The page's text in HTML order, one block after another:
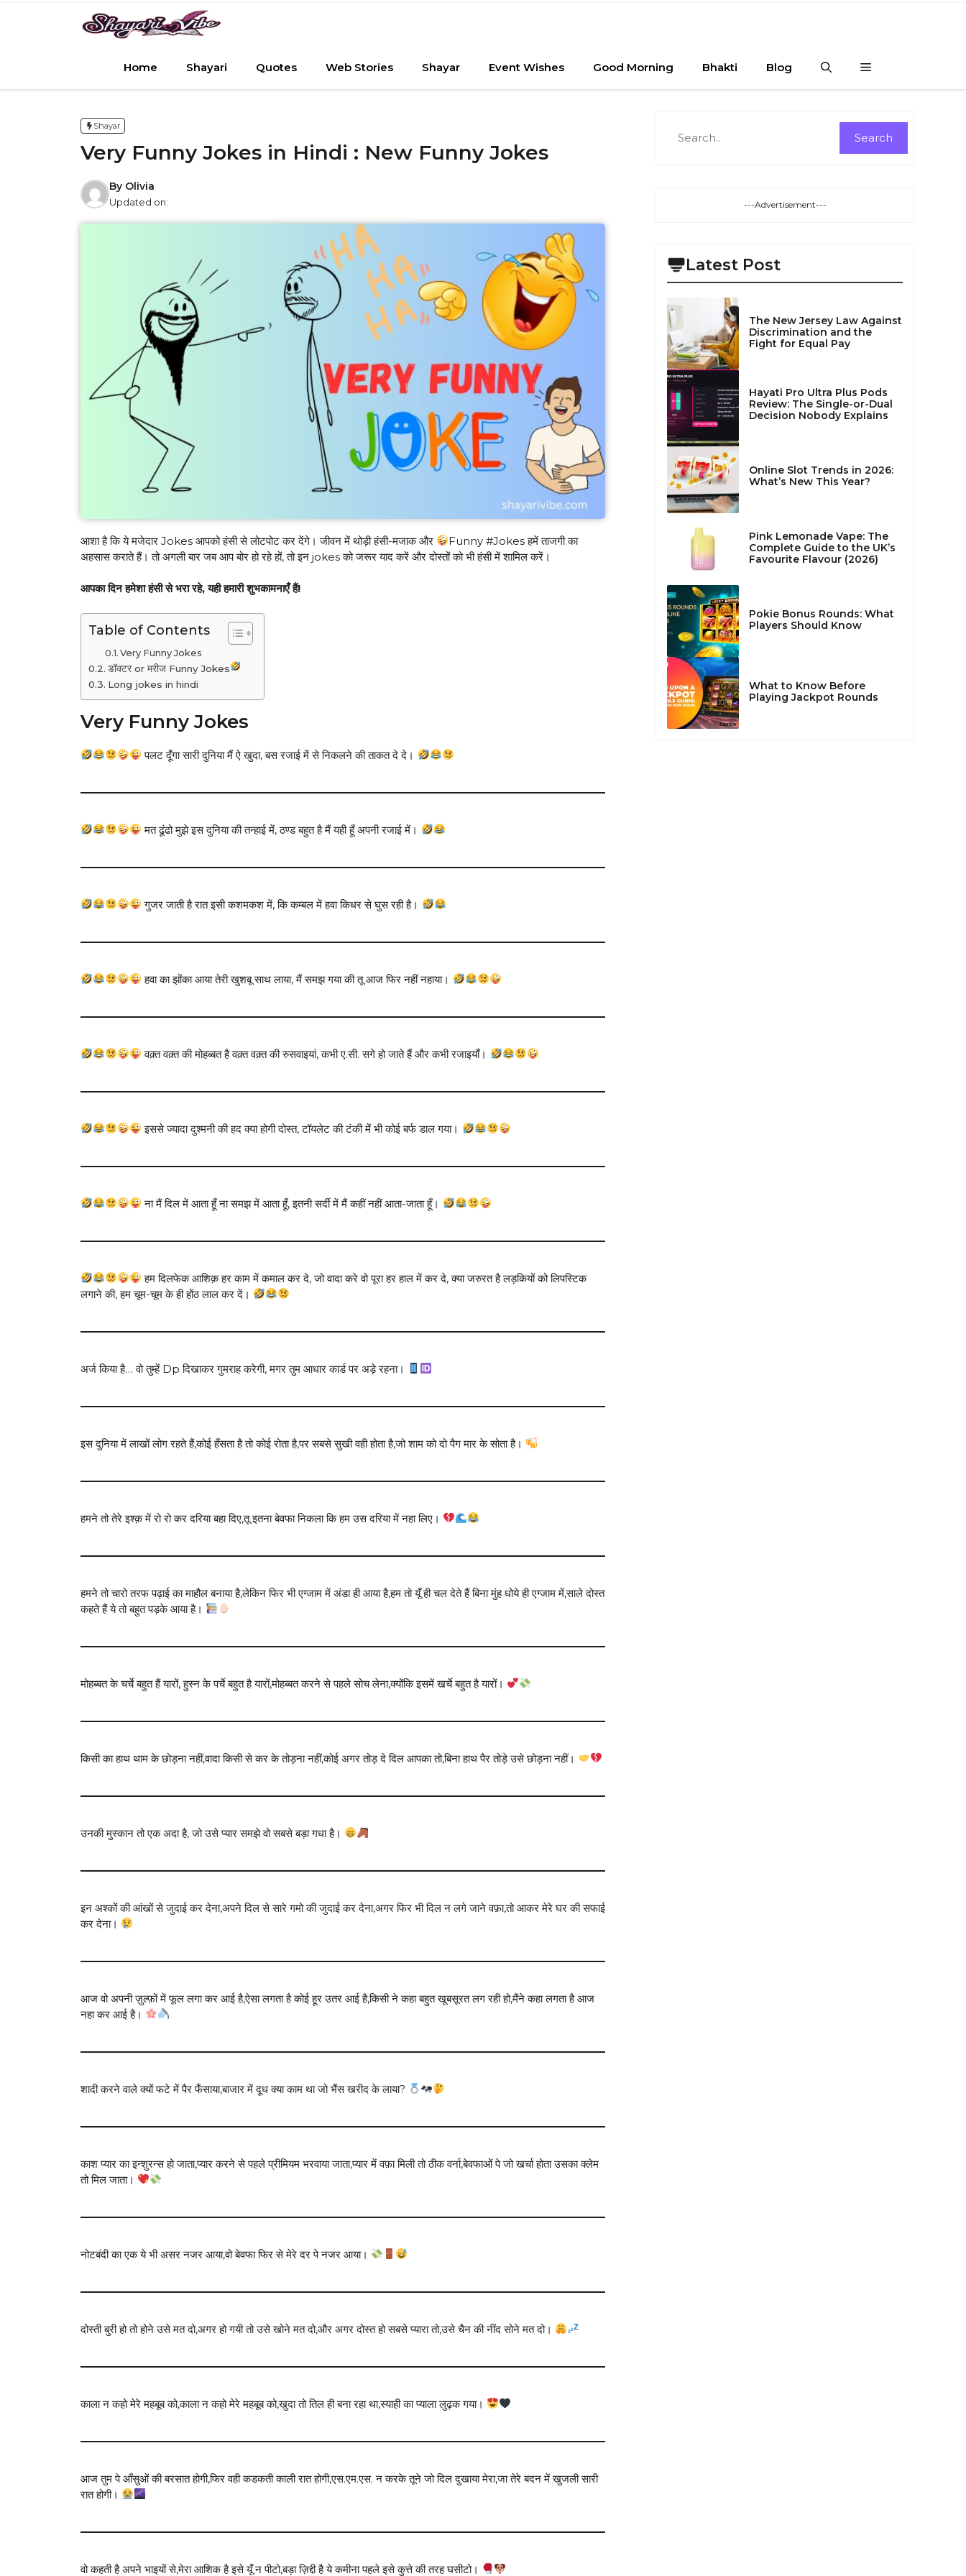
Home
Shayari Quotes Web Stories Shayar Event Wishes Good Morning Bhakti Blog
Shayar
Very Funny Jokes in Hindi : New Funny Jokes
By Olivia
Updated on:
आशा है कि ये मजेदार Jokes आपको हंसी से लोटपोट कर देंगे। जीवन में थोड़ी हंसी-मजाक और
Funny #Jokes हमें ताजगी का
अहसास कराते हैं। तो अगली बार जब आप बोर हो रहे हों, तो इन jokes को जरूर याद करें और दोस्तों को भी हंसी में शामिल करें।
आपका दिन हमेशा हंसी से भरा रहे, यही हमारी शुभकामनाएँ हैं!
Table of Contents
Very Funny Jokes
डॉक्टर or मरीज Funny Jokes
Long jokes in hindi
Very Funny Jokes
पलट दूँगा सारी दुनिया मैं ऐ खुदा, बस रजाई में से निकलने की ताकत दे दे।
मत ढूंढो मुझे इस दुनिया की तन्हाई में, ठण्ड बहुत है मैं यही हूँ अपनी रजाई में।
गुजर जाती है रात इसी कशमकश में, कि कम्बल में हवा किधर से घुस रही है।
हवा का झोंका आया तेरी खुशबू साथ लाया, मैं समझ गया की तू आज फिर नहीं नहाया।
वक़्त वक़्त की मोहब्बत है वक़्त वक़्त की रुसवाइयां, कभी ए.सी. सगे हो जाते हैं और कभी रजाइयाँ।
इससे ज्यादा दुश्मनी की हद क्या होगी दोस्त, टॉयलेट की टंकी में भी कोई बर्फ डाल गया।
ना मैं दिल में आता हूँ ना समझ में आता हूँ, इतनी सर्दी में मैं कहीं नहीं आता-जाता हूँ।
हम दिलफेक आशिक़ हर काम में कमाल कर दे, जो वादा करे वो पूरा हर हाल में कर दे, क्या जरुरत है लड़कियों को लिपस्टिक
लगाने की, हम चूम-चूम के ही होंठ लाल कर दें।
अर्ज किया है… वो तुम्हें Dp दिखाकर गुमराह करेगी, मगर तुम आधार कार्ड पर अड़े रहना।
इस दुनिया में लाखों लोग रहते हैं,कोई हँसता है तो कोई रोता है,पर सबसे सुखी वही होता है,जो शाम को दो पैग मार के सोता है।
हमने तो तेरे इश्क़ में रो रो कर दरिया बहा दिए,तू इतना बेवफा निकला कि हम उस दरिया में नहा लिए।
हमने तो चारो तरफ पढ़ाई का माहौल बनाया है,लेकिन फिर भी एग्जाम में अंडा ही आया है,हम तो यूँ ही चल देते हैं बिना मुंह धोये ही एग्जाम में,साले दोस्त
कहते हैं ये तो बहुत पड़के आया है।
मोहब्बत के चर्चे बहुत हैं यारों, हुस्न के पर्चे बहुत है यारों,मोहब्बत करने से पहले सोच लेना,क्योंकि इसमें खर्चे बहुत है यारों।
किसी का हाथ थाम के छोड़ना नहीं,वादा किसी से कर के तोड़ना नहीं,कोई अगर तोड़ दे दिल आपका तो,बिना हाथ पैर तोड़े उसे छोड़ना नहीं।
उनकी मुस्कान तो एक अदा है, जो उसे प्यार समझे वो सबसे बड़ा गधा है।
इन अश्कों की आंखों से जुदाई कर देना,अपने दिल से सारे गमो की जुदाई कर देना,अगर फिर भी दिल न लगे जाने वफ़ा,तो आकर मेरे घर की सफाई
कर देना।
आज वो अपनी ज़ुल्फ़ों में फूल लगा कर आई है,ऐसा लगता है कोई हूर उतर आई है,किसी ने कहा बहुत खूबसूरत लग रही हो,मैंने कहा लगता है आज
नहा कर आई है।
शादी करने वाले क्यों फटे में पैर फँसाया,बाजार में दूध क्या काम था जो भैंस खरीद के लाया?
काश प्यार का इन्शुरन्स हो जाता,प्यार करने से पहले प्रीमियम भरवाया जाता,प्यार में वफ़ा मिली तो ठीक वर्ना,बेवफाओं पे जो खर्चा होता उसका क्लेम
तो मिल जाता।
नोटबंदी का एक ये भी असर नजर आया,वो बेवफा फिर से मेरे दर पे नजर आया।
दोस्ती बुरी हो तो होने उसे मत दो,अगर हो गयी तो उसे खोने मत दो,और अगर दोस्त हो सबसे प्यारा तो,उसे चैन की नींद सोने मत दो।
काला न कहो मेरे महबूब को,काला न कहो मेरे महबूब को,खुदा तो तिल ही बना रहा था,स्याही का प्याला लुढ़क गया।
आज तुम पे आँसुओं की बरसात होगी,फिर वही कडकती काली रात होगी,एस.एम.एस. न करके तूने जो दिल दुखाया मेरा,जा तेरे बदन में खुजली सारी
रात होगी।
वो कहती है अपने भाइयों से,मेरा आशिक है इसे यूँ न पीटो,बड़ा ज़िद्दी है ये कमीना पहले इसे कुत्ते की तरह घसीटो।
Search
---Advertisement---
Latest Post
The New Jersey Law Against
Discrimination and the
Fight for Equal Pay
Hayati Pro Ultra Plus Pods
Review: The Single-or-Dual
Decision Nobody Explains
Online Slot Trends in 2026:
What’s New This Year?
Pink Lemonade Vape: The
Complete Guide to the UK’s
Favourite Flavour (2026)
Pokie Bonus Rounds: What
Players Should Know
What to Know Before
Playing Jackpot Rounds